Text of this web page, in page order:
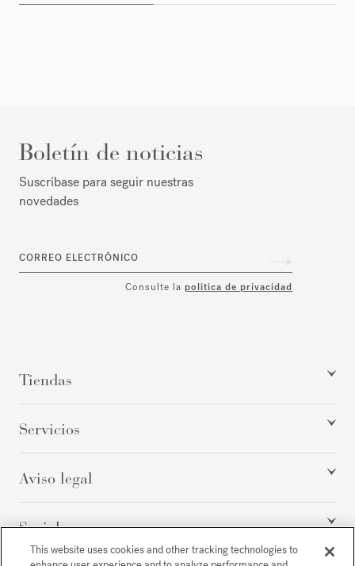
Boletín de noticias
Suscríbase para seguir nuestras
novedades
CORREO ELECTRÓNICO
Consulte la política de privacidad
Tiendas
Servicios
Aviso legal
Social
This website uses cookies and other tracking technologies to